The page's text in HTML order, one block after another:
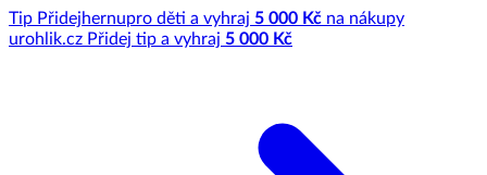
Tip Přidejhernupro děti a vyhraj 5 000 Kč na nákupy
urohlik.cz Přidej tip a vyhraj 5 000 Kč